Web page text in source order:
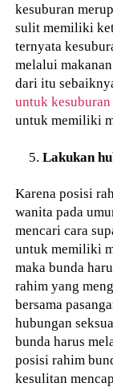
kesuburan
sulit memiliki
ternyata
melalui
dari itu
untuk
untuk memiliki
Lakukan
Karena posisi
wanita pada
mencari cara
untuk memiliki
maka bunda
rahim yang
bersama
hubungan
bunda harus
posisi rahim
kesulitan